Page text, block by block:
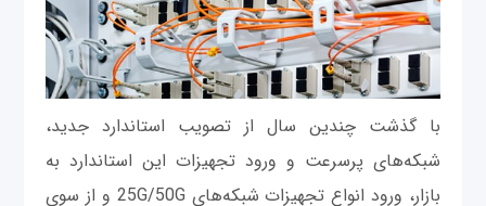
با گذشت چندین سال از تصویب استاندارد جدید،
شبکه‌های پرسرعت و ورود تجهیزات این استاندارد به
بازار، ورود انواع تجهیزات شبکه‌های 25G/50G و از سوی